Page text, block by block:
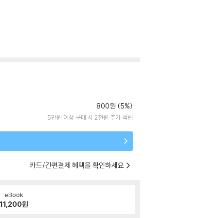
800원 (5%)
5만원 이상 구매 시 2천원 추가 적립
카드/간편결제 혜택을 확인하세요
eBook
원